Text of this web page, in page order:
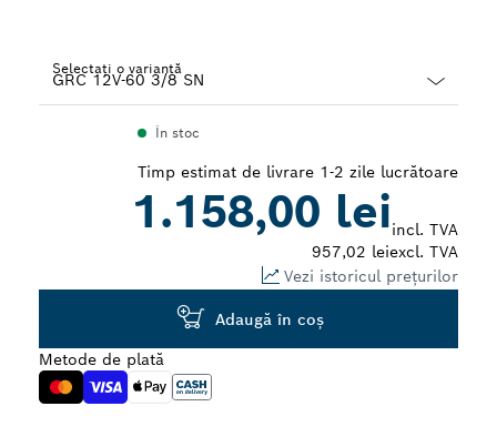
Selectați o variantă
În stoc
Timp estimat de livrare 1-2 zile lucrătoare
1.158,00 leiincl. TVA
957,02 leiexcl. TVA
Vezi istoricul prețurilor
Adaugă în coş
Metode de plată